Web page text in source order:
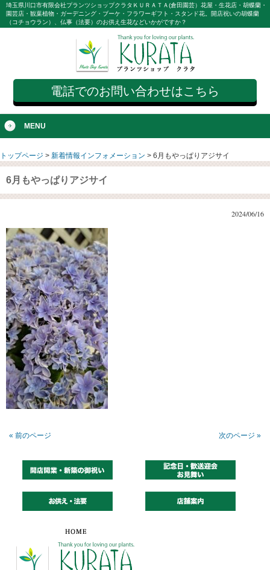
埼玉県川口市有限会社プランツショップクラタＫＵＲＡＴＡ(倉田園芸）花屋・生花店・胡蝶蘭・
園芸店・観葉植物・ガーデニング・ブーケ・フラワーギフト・スタンド花。開店祝いの胡蝶蘭
（コチョウラン）、仏事（法要）のお供え生花などいかがですか？
電話でのお問い合わせはこちら
MENU
トップページ > 新着情報インフォメーション > 6月もやっぱりアジサイ
6月もやっぱりアジサイ
2024/06/16
« 前のページ 次のページ »